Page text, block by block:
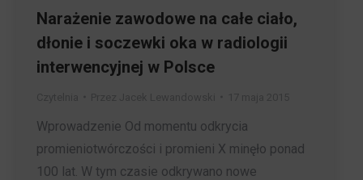
Narażenie zawodowe na całe ciało,
dłonie i soczewki oka w radiologii
interwencyjnej w Polsce
Wprowadzenie Od momentu odkrycia
promieniotwórczości i promieni X minęło ponad
100 lat. W tym czasie odkrywano nowe